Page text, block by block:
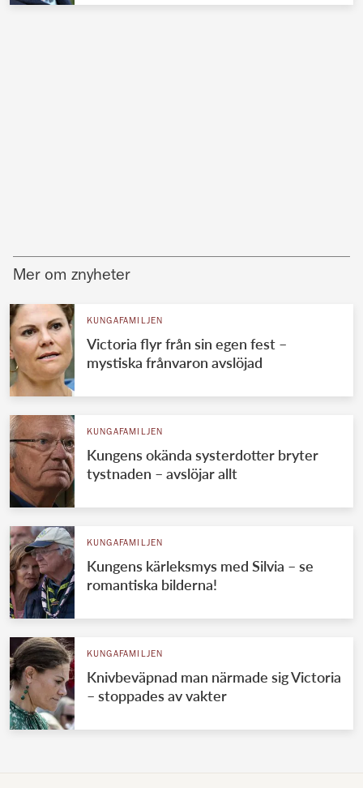
Mer om znyheter
KUNGAFAMILJEN
Victoria flyr från sin egen fest –
mystiska frånvaron avslöjad
KUNGAFAMILJEN
Kungens okända systerdotter bryter
tystnaden – avslöjar allt
KUNGAFAMILJEN
Kungens kärleksmys med Silvia – se
romantiska bilderna!
KUNGAFAMILJEN
Knivbeväpnad man närmade sig Victoria
– stoppades av vakter